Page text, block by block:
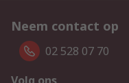
Neem contact op
02 528 07 70